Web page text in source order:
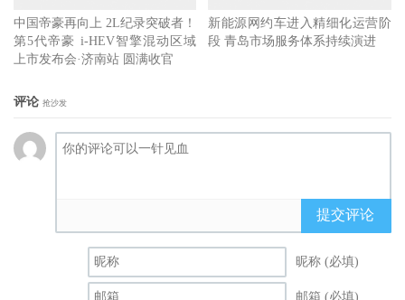
中国帝豪再向上 2L纪录突破者！
第5代帝豪 i-HEV智擎混动区域
上市发布会·济南站 圆满收官
新能源网约车进入精细化运营阶
段 青岛市场服务体系持续演进
评论 抢沙发
提交评论
昵称 (必填)
邮箱 (必填)